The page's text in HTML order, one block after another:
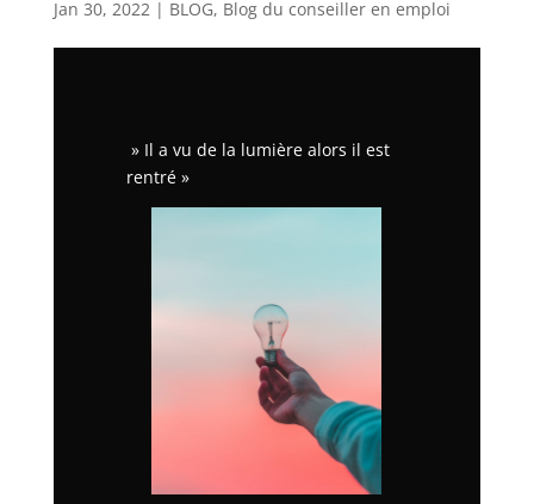
Jan 30, 2022 | BLOG, Blog du conseiller en emploi
» Il a vu de la lumière alors il est
rentré »